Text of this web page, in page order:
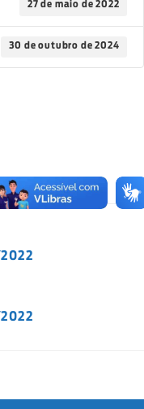
27 de maio de 2022
30 de outubro de 2024